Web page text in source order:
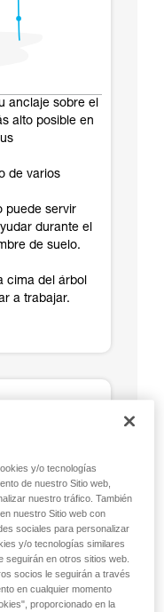
anclaje sobre el
alto posible en
de varios
puede servir
durante el
de suelo.
cima del árbol
a trabajar.
y/o tecnologías
de nuestro Sitio web,
nuestro tráfico. También
nuestro Sitio web con
sociales para personalizar
y/o tecnologías similares
seguirán en otros sitios web.
socios le seguirán a través
en cualquier momento
proporcionado en la